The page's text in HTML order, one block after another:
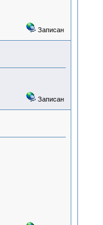
Записан
Записан